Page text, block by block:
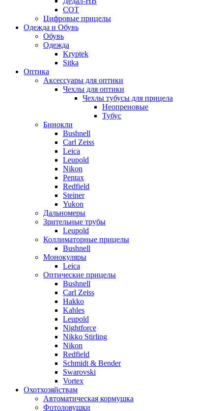
СОТ
Цифровые прицелы
Одежда и Обувь
Обувь
Одежда
Kryptek
Sitka
Оптика
Аксессуары для оптики
Чехлы для оптики
Чехлы тубусы для прицела
Неопреновые
Тубус
Бинокли
Bushnell
Carl Zeiss
Leica
Leupold
Nikon
Pentax
Redfield
Steiner
Yukon
Дальномеры
Зрительные трубы
Leupold
Коллиматорные прицелы
Bushnell
Монокуляры
Leica
Оптические прицелы
Bushnell
Carl Zeiss
Hakko
Kahles
Leupold
Nightforce
Nikko Stirling
Nikon
Redfield
Schmidt & Bender
Swarovski
Vortex
Охотхозяйствам
Автоматическая кормушка
Фотоловушки